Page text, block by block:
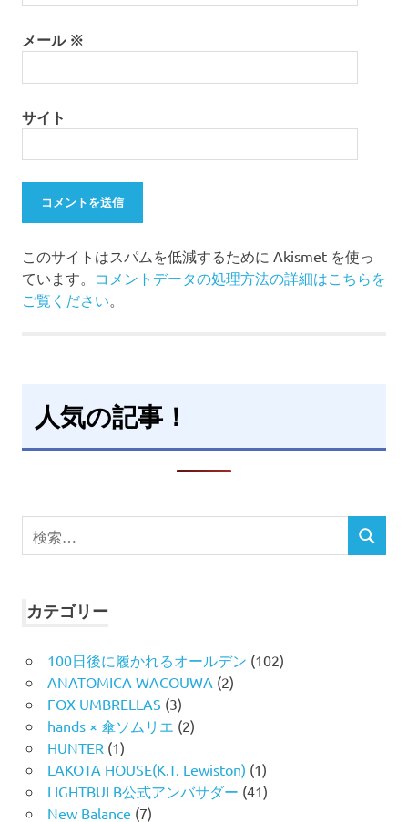
メール ※
サイト
このサイトはスパムを低減するために Akismet を使っ
ています。 コメントデータの処理方法の詳細はこちらを
ご覧ください。
人気の記事！
検
索
検
カテゴリー
100日後に履かれるオールデン (102)
ANATOMICA WACOUWA (2)
FOX UMBRELLAS (3)
hands × 傘ソムリエ (2)
HUNTER (1)
LAKOTA HOUSE(K.T. Lewiston) (1)
LIGHTBULB公式アンバサダー (41)
New Balance (7)